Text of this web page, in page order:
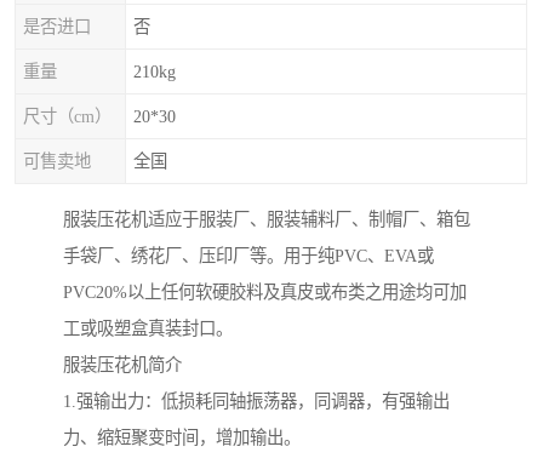
是否进口 否
重量 210kg
尺寸（cm） 20*30
可售卖地 全国
服装压花机适应于服装厂、服装辅料厂、制帽厂、箱包
手袋厂、绣花厂、压印厂等。用于纯PVC、EVA或
PVC20%以上任何软硬胶料及真皮或布类之用途均可加
工或吸塑盒真装封口。
服装压花机简介
1.强输出力：低损耗同轴振荡器，同调器，有强输出
力、缩短聚变时间，增加输出。